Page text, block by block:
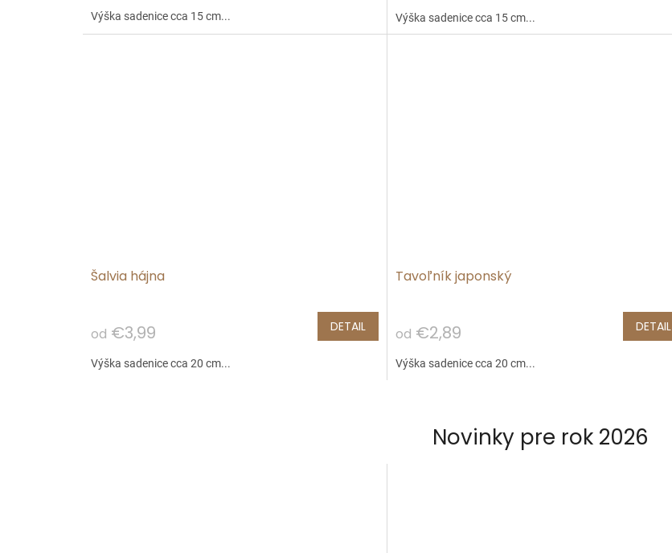
Výška sadenice cca 15 cm... Výška sadenice cca 15 cm...
Šalvia hájna
od €3,99 DETAIL
Výška sadenice cca 20 cm...
Tavoľník japonský
od €2,89 DETAIL
Výška sadenice cca 20 cm...
Novinky pre rok 2026